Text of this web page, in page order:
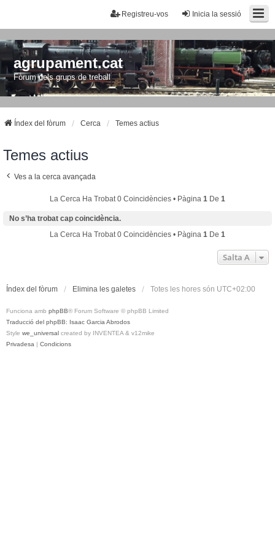
Inicia la sessió
Registreu-vos
agrupament.cat
Fòrum dels grups de treball
Índex del fòrum Cerca Temes actius
Temes actius
Ves a la cerca avançada
La Cerca Ha Trobat 0 Coincidències • Pàgina 1 De 1
No s’ha trobat cap coincidència.
La Cerca Ha Trobat 0 Coincidències • Pàgina 1 De 1
Salta A
Índex del fòrum Elimina les galetes Totes les hores són UTC+02:00
Funciona amb phpBB® Forum Software © phpBB Limited
Traducció del phpBB: Isaac Garcia Abrodos
Style we_universal created by INVENTEA & v12mike
Privadesa | Condicions